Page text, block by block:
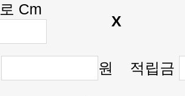
Cm
X
원 적립금